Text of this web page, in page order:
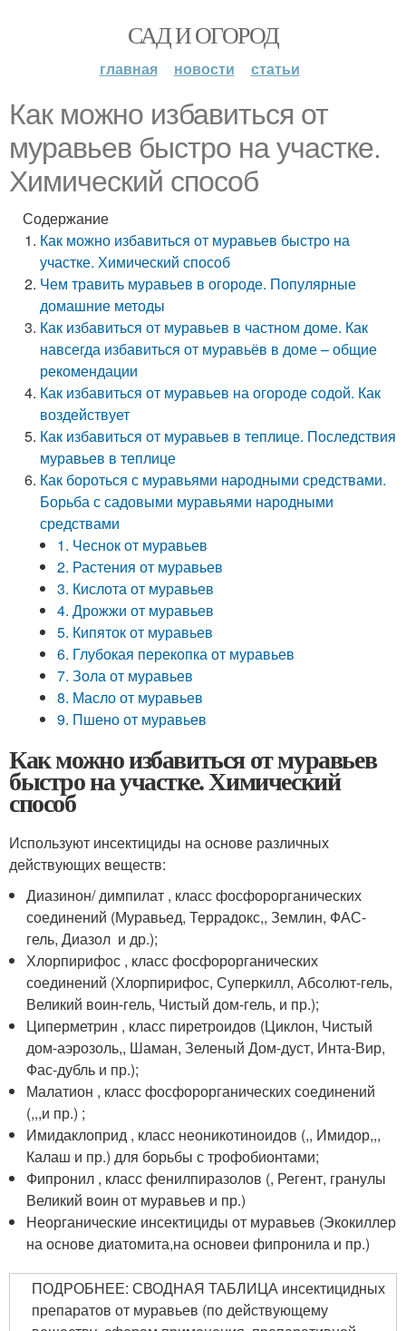
САД И ОГОРОД
главная новости статьи
Как можно избавиться от
муравьев быстро на участке.
Химический способ
Содержание
Как можно избавиться от муравьев быстро на
участке. Химический способ
Чем травить муравьев в огороде. Популярные
домашние методы
Как избавиться от муравьев в частном доме. Как
навсегда избавиться от муравьёв в доме – общие
рекомендации
Как избавиться от муравьев на огороде содой. Как
воздействует
Как избавиться от муравьев в теплице. Последствия
муравьев в теплице
Как бороться с муравьями народными средствами.
Борьба с садовыми муравьями народными
средствами
1. Чеснок от муравьев
2. Растения от муравьев
3. Кислота от муравьев
4. Дрожжи от муравьев
5. Кипяток от муравьев
6. Глубокая перекопка от муравьев
7. Зола от муравьев
8. Масло от муравьев
9. Пшено от муравьев
Как можно избавиться от муравьев
быстро на участке. Химический
способ
Используют инсектициды на основе различных
действующих веществ:
Диазинон/ димпилат , класс фосфорорганических
соединений (Муравьед, Террадокс,, Землин, ФАС-
гель, Диазол и др.);
Хлорпирифос , класс фосфорорганических
соединений (Хлорпирифос, Суперкилл, Абсолют-гель,
Великий воин-гель, Чистый дом-гель, и пр.);
Циперметрин , класс пиретроидов (Циклон, Чистый
дом-аэрозоль,, Шаман, Зеленый Дом-дуст, Инта-Вир,
Фас-дубль и пр.);
Малатион , класс фосфорорганических соединений
(,,,и пр.) ;
Имидаклоприд , класс неоникотиноидов (,, Имидор,,,
Калаш и пр.) для борьбы с трофобионтами;
Фипронил , класс фенилпиразолов (, Регент, гранулы
Великий воин от муравьев и пр.)
Неорганические инсектициды от муравьев (Экокиллер
на основе диатомита,на основеи фипронила и пр.)
ПОДРОБНЕЕ: СВОДНАЯ ТАБЛИЦА инсектицидных
препаратов от муравьев (по действующему